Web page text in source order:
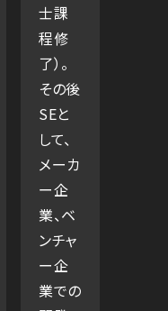
士課
程修
了）。
その後
SEと
して、
メーカ
ー企
業、ベ
ンチャ
ー企
業での